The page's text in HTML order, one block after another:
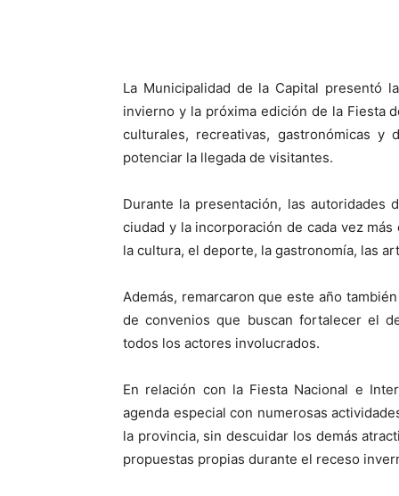
La Municipalidad de la Capital presentó
invierno y la próxima edición de la Fiesta
culturales, recreativas, gastronómicas y
potenciar la llegada de visitantes.
Durante la presentación, las autoridades
ciudad y la incorporación de cada vez
la cultura, el deporte, la gastronomía, las
Además, remarcaron que este año
de convenios que buscan fortalecer el
todos los actores involucrados.
En relación con la Fiesta Nacional e
agenda especial con numerosas
la provincia, sin descuidar los demás
propuestas propias durante el receso